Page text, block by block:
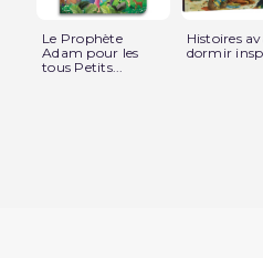
Le Prophète
Adam pour les
tous Petits...
Histoires
dormir